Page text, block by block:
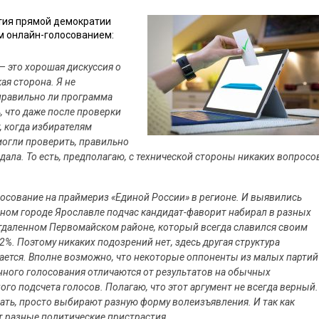
прямой демократии
онлайн-голосованием:
это хорошая дискуссия о
сторона. Я не
ли программа
что даже после проверки
избирателям
проверить, правильно
То есть, предполагаю, с технической стороны никаких
на праймериз «Единой России» в регионе. И выявились
городе Ярославле подчас кандидат-фаворит набирал в разных
Первомайском районе, который всегда славился своим
Поэтому никаких подозрений нет, здесь другая структура
Вполне возможно, что некоторые оппоненты из малых партий
голосования отличаются от результатов на обычных
подсчета голосов. Полагаю, что этот аргумент не всегда верный.
просто выбирают разную форму волеизъявления. И так как